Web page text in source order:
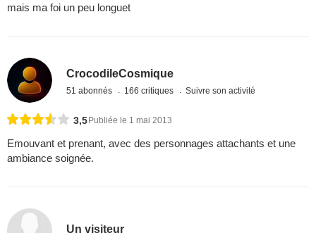
mais ma foi un peu longuet
CrocodileCosmique
51 abonnés 166 critiques Suivre son activité
3,5Publiée le 1 mai 2013
Emouvant et prenant, avec des personnages attachants et une
ambiance soignée.
Un visiteur